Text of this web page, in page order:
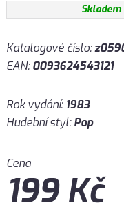
Skladem
Katalogové číslo:
EAN:0093624543121
Rok vydání: 1983
Hudební styl:Pop
Cena
199Kč